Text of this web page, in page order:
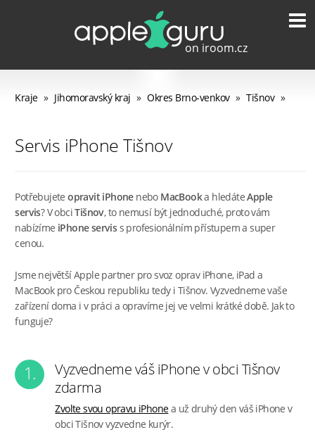
Kraje » Jihomoravský kraj » Okres Brno-venkov » Tišnov »
Servis iPhone Tišnov
Potřebujeteopravit iPhonenebo MacBooka hledáteApple
servis? V obciTišnov, to nemusí být jednoduché, proto vám
nabízíme iPhone serviss profesionálním přístupem a super
cenou.
Jsme největší Apple partner pro svoz oprav iPhone, iPad a
MacBook pro Českou republiku tedy i Tišnov. Vyzvedneme vaše
zařízení doma i v práci a opravíme jej ve velmi krátké době. Jak to
funguje?
1.
Vyzvedneme váš iPhone v obci Tišnov
zdarma
Zvolte svou opravu iPhonea už druhý den váš iPhone v
obci Tišnov vyzvedne kurýr.